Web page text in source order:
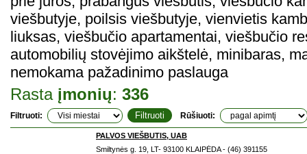
viešbutyje, poilsis viešbutyje, vienvietis
liuksas, viešbučio apartamentai, viešbučio
automobilių stovėjimo aikštelė, minibaras,
nemokama pažadinimo paslauga
Rasta įmonių: 336
Filtruoti: Rūšiuoti:
PALVOS VIEŠBUTIS, UAB
Smiltynės g. 19, LT- 93100 KLAIPĖDA - (46) 391155